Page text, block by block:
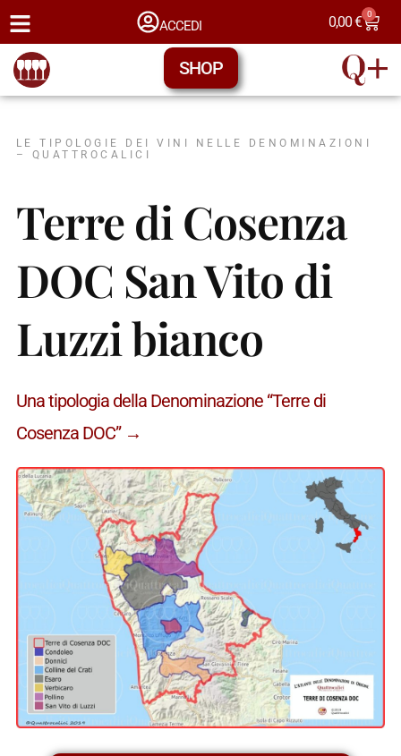
ACCEDI 0,00€ 0
SHOP
LE TIPOLOGIE DEI VINI NELLE DENOMINAZIONI
– QUATTROCALICI
Terre di Cosenza
DOC San Vito di
Luzzi bianco
Una tipologia della Denominazione “Terre di
Cosenza DOC” →